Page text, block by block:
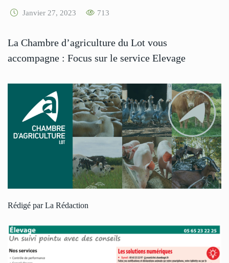
Janvier 27, 2023 713
La Chambre d’agriculture du Lot vous
accompagne : Focus sur le service Elevage
Rédigé par La Rédaction